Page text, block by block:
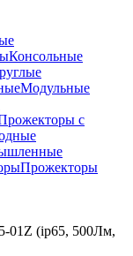
Консольные
Модульные
с
Прожекторы
01Z (ip65, 500Лм,